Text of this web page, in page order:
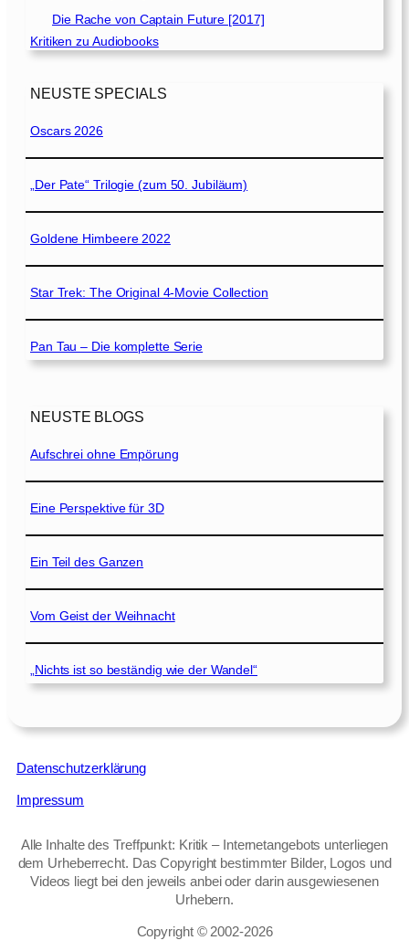
Die Rache von Captain Future [2017]
Kritiken zu Audiobooks
NEUSTE SPECIALS
Oscars 2026
„Der Pate“ Trilogie (zum 50. Jubiläum)
Goldene Himbeere 2022
Star Trek: The Original 4-Movie Collection
Pan Tau – Die komplette Serie
NEUSTE BLOGS
Aufschrei ohne Empörung
Eine Perspektive für 3D
Ein Teil des Ganzen
Vom Geist der Weihnacht
„Nichts ist so beständig wie der Wandel“
Datenschutzerklärung
Impressum
Alle Inhalte des Treffpunkt: Kritik – Internetangebots unterliegen
dem Urheberrecht. Das Copyright bestimmter Bilder, Logos und
Videos liegt bei den jeweils anbei oder darin ausgewiesenen
Urhebern.
Copyright © 2002‑2026